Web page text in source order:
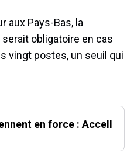
aux Pays-Bas, la
obligatoire en cas
vingt postes, un seuil qui
en force : Accell